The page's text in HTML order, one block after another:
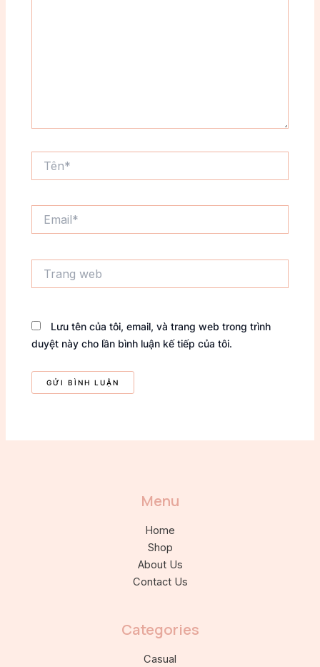
web
Lưu tên của tôi, email, và trang web trong trình
duyệt này cho lần bình luận kế tiếp của tôi.
Menu
Home
Shop
About Us
Contact Us
Categories
Casual